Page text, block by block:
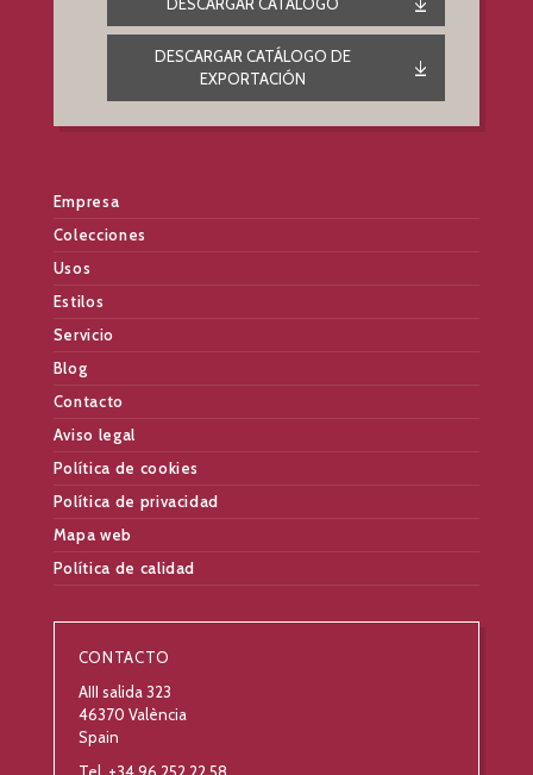
DESCARGAR CATÁLOGO DE
EXPORTACIÓN
Empresa
Colecciones
Usos
Estilos
Servicio
Blog
Contacto
Aviso legal
Política de cookies
Política de privacidad
Mapa web
Política de calidad
CONTACTO
AIII salida 323
46370 València
Spain
Tel. +34 96 252 22 58